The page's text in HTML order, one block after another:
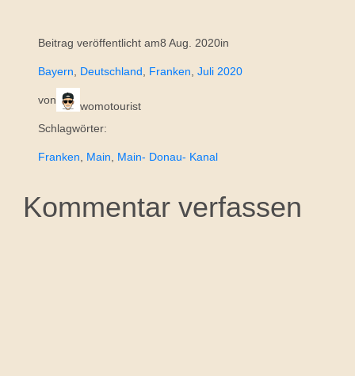
Beitrag veröffentlicht am8 Aug. 2020in
Bayern, Deutschland, Franken, Juli 2020
von
womotourist
Schlagwörter:
Franken, Main, Main- Donau- Kanal
Kommentar verfassen